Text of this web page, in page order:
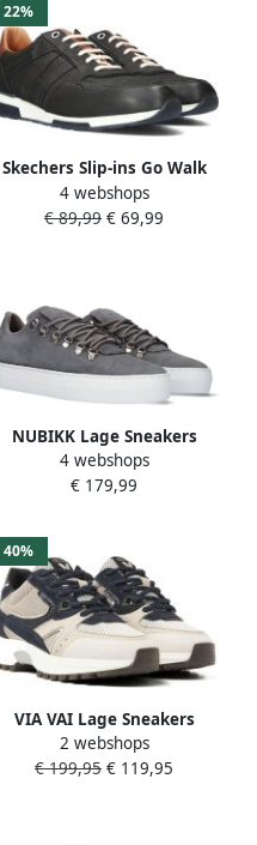
22%
Skechers Slip-ins Go Walk
Flex Hands Up Heren
Instappers Zwart
4 webshops
€ 89,99 € 69,99
NUBIKK Lage Sneakers
Heren Jagger Classic Maat:
43 Materiaal: Nubuck Kleur:
4 webshops
€ 179,99
40%
VIA VAI Lage Sneakers
Dames Danae Vicky Maat:
36 Materiaal: Textiel Kleur:
2 webshops
€ 199,95 € 119,95